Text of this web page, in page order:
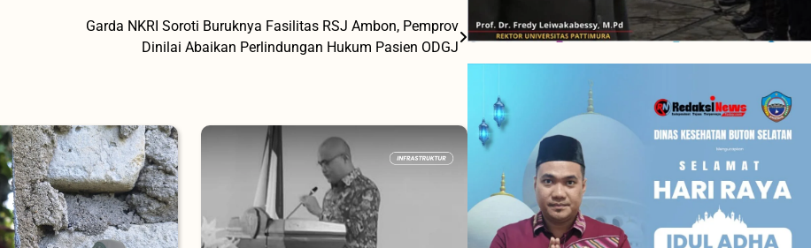
Garda NKRI Soroti Buruknya Fasilitas RSJ Ambon, Pemprov
Dinilai Abaikan Perlindungan Hukum Pasien ODGJ